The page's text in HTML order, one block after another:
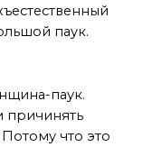
паук.
паук.
причинять
что это